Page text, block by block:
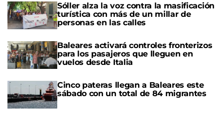
Sóller alza la voz contra la masificación
turística con más de un millar de
personas en las calles
Baleares activará controles fronterizos
para los pasajeros que lleguen en
vuelos desde Italia
Cinco pateras llegan a Baleares este
sábado con un total de 84 migrantes